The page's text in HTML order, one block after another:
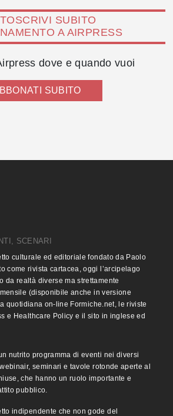
SUBITO
A AIRPRESS
dove e quando vuoi
SUBITO
SCENARI
culturale ed editoriale fondato da Paolo
come rivista cartacea, oggi l’arcipelago
da realtà diverse ma strettamente
(disponibile anche in versione
quotidiana on-line Formiche.net, le riviste
e Healthcare Policy e il sito in inglese ed
nutrito programma di eventi nei diversi
seminari e tavole rotonde aperte al
che hanno un ruolo importante e
pubblico.
indipendente che non gode del